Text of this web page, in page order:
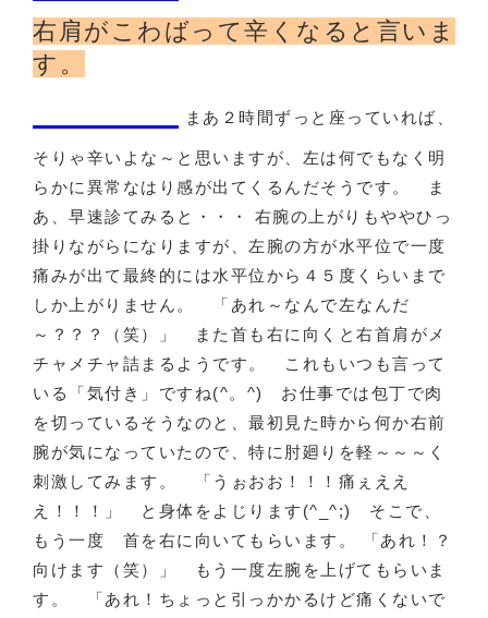
右肩がこわばって辛くなると言いま
す。
まあ２時間ずっと座っていれば、
そりゃ辛いよな～と思いますが、左は何でもなく明
らかに異常なはり感が出てくるんだそうです。 ま
あ、早速診てみると・・・ 右腕の上がりもややひっ
掛りながらになりますが、左腕の方が水平位で一度
痛みが出て最終的には水平位から４５度くらいまで
しか上がりません。 「あれ～なんで左なんだ
～？？？（笑）」 また首も右に向くと右首肩がメ
チャメチャ詰まるようです。 これもいつも言って
いる「気付き」ですね(^。^) お仕事では包丁で肉
を切っているそうなのと、最初見た時から何か右前
腕が気になっていたので、特に肘廻りを軽～～～く
刺激してみます。 「うぉおお！！！痛ぇええ
え！！！」 と身体をよじります(^_^;) そこで、
もう一度 首を右に向いてもらいます。 「あれ！？
向けます（笑）」 もう一度左腕を上げてもらいま
す。 「あれ！ちょっと引っかかるけど痛くないで